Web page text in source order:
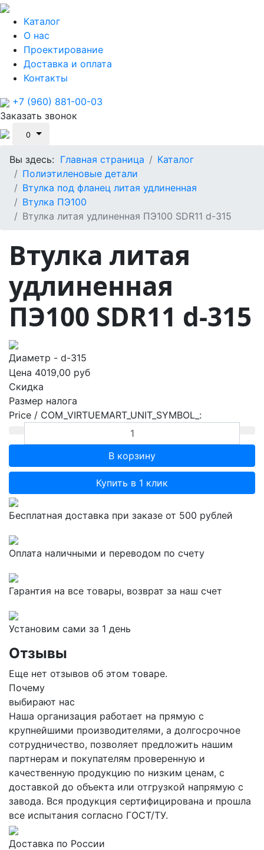
Каталог
О нас
Проектирование
Доставка и оплата
Контакты
+7 (960) 881-00-03
Заказать звонок
0
Вы здесь: Главная страница
Каталог
Полиэтиленовые детали
Втулка под фланец литая удлиненная
Втулка ПЭ100
Втулка литая удлиненная ПЭ100 SDR11 d-315
Втулка литая
удлиненная
ПЭ100 SDR11 d-315
Диаметр - d-315
Цена 4019,00 руб
Скидка
Размер налога
Price / COM_VIRTUEMART_UNIT_SYMBOL_:
Купить в 1 клик
Бесплатная доставка при заказе от 500 рублей
Оплата наличными и переводом по счету
Гарантия на все товары, возврат за наш счет
Установим сами за 1 день
Отзывы
Еще нет отзывов об этом товаре.
Почему
выбирают нас
Наша организация работает на прямую с
крупнейшими производителями, а долгосрочное
сотрудничество, позволяет предложить нашим
партнерам и покупателям проверенную и
качественную продукцию по низким ценам, с
доставкой до объекта или отгрузкой напрямую с
завода. Вся продукция сертифицирована и прошла
все испытания согласно ГОСТ/ТУ.
Доставка по России